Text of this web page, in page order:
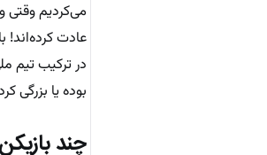
می‌کردیم وقتی
عادت کرده‌اند!
در ترکیب تیم
بوده یا بزرگی
چند